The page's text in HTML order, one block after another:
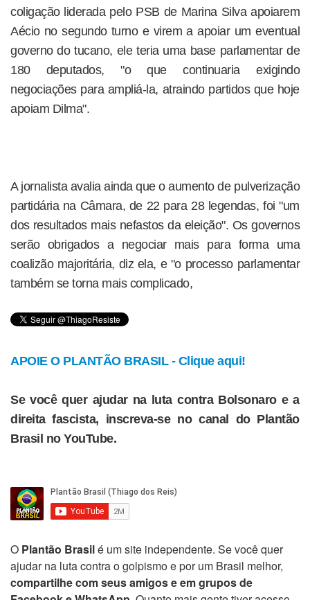
coligação liderada pelo PSB de Marina Silva apoiarem
Aécio no segundo turno e virem a apoiar um eventual
governo do tucano, ele teria uma base parlamentar de
180 deputados, "o que continuaria exigindo
negociações para ampliá-la, atraindo partidos que hoje
apoiam Dilma".
A jornalista avalia ainda que o aumento de pulverização
partidária na Câmara, de 22 para 28 legendas, foi "um
dos resultados mais nefastos da eleição". Os governos
serão obrigados a negociar mais para forma uma
coalizão majoritária, diz ela, e "o processo parlamentar
também se torna mais complicado,
APOIE O PLANTÃO BRASIL - Clique aqui!
Se você quer ajudar na luta contra Bolsonaro e a
direita fascista, inscreva-se no canal do Plantão
Brasil no YouTube.
O Plantão Brasilé um site independente. Se você quer
ajudar na luta contra o golpismo e por um Brasil melhor,
compartilhe com seus amigos e em grupos de